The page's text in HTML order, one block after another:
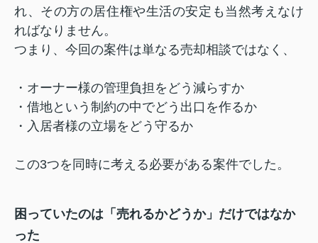
れ、その方の居住権や生活の安定も当然考えなけ
ればなりません。
つまり、今回の案件は単なる売却相談ではなく、
・オーナー様の管理負担をどう減らすか
・借地という制約の中でどう出口を作るか
・入居者様の立場をどう守るか
この3つを同時に考える必要がある案件でした。
困っていたのは「売れるかどうか」だけではなか
った